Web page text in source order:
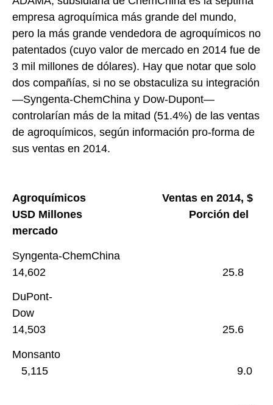
empresa agroquímica más grande del mundo,
pero la más grande vendedora de agroquímicos no
patentados (cuyo valor de mercado en 2014 fue de
3 mil millones de dólares). Hay que notar que solo
dos compañías, si no se obstaculiza su integración
—Syngenta-ChemChina y Dow-Dupont—
controlarían más de la mitad (51.4%) de las ventas
de agroquímicos, según información pro-forma de
sus ventas en 2014.
Agroquímicos Ventas en 2014, $
USD Millones Porción del
mercado
Syngenta-ChemChina
14,602 25.8
DuPont-
Dow
14,503 25.6
Monsanto
5,115 9.0